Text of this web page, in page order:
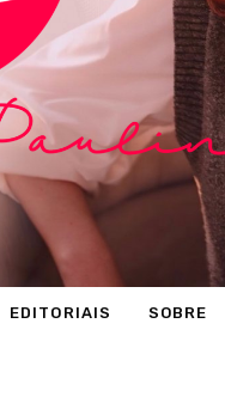
EDITORIAIS SOBRE